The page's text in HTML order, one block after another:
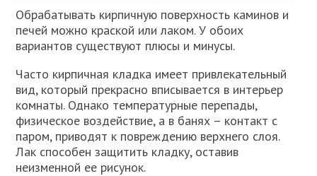
Обрабатывать кирпичную поверхность каминов и
печей можно краской или лаком. У обоих
вариантов существуют плюсы и минусы.
Часто кирпичная кладка имеет привлекательный
вид, который прекрасно вписывается в интерьер
комнаты. Однако температурные перепады,
физическое воздействие, а в банях – контакт с
паром, приводят к повреждению верхнего слоя.
Лак способен защитить кладку, оставив
неизменной ее рисунок.